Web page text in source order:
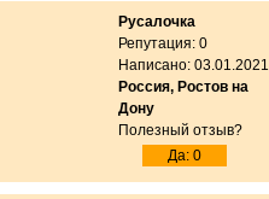
Русалочка
Репутация: 0
Написано: 03.01.2021
Россия, Ростов на
Дону
Полезный отзыв?
Да: 0